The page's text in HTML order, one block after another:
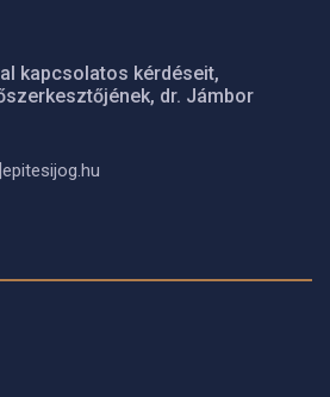
kapcsolatos kérdéseit,
dr. Jámbor